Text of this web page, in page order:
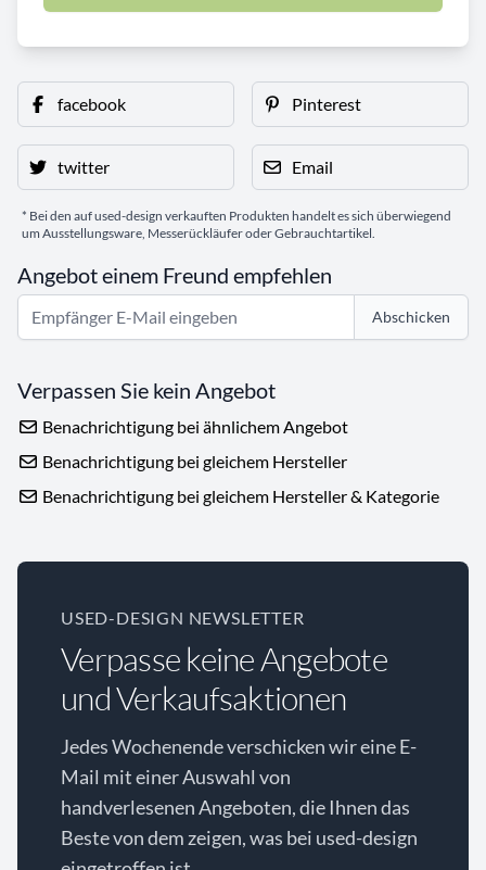
facebook Pinterest
twitter Email
* Bei den auf used-design verkauften Produkten handelt es sich überwiegend
um Ausstellungsware, Messerückläufer oder Gebrauchtartikel.
Angebot einem Freund empfehlen
Abschicken
Verpassen Sie kein Angebot
Benachrichtigung bei ähnlichem Angebot
Benachrichtigung bei gleichem Hersteller
Benachrichtigung bei gleichem Hersteller & Kategorie
USED-DESIGN NEWSLETTER
Verpasse keine Angebote
und Verkaufsaktionen
Jedes Wochenende verschicken wir eine E-
Mail mit einer Auswahl von
handverlesenen Angeboten, die Ihnen das
Beste von dem zeigen, was bei used-design